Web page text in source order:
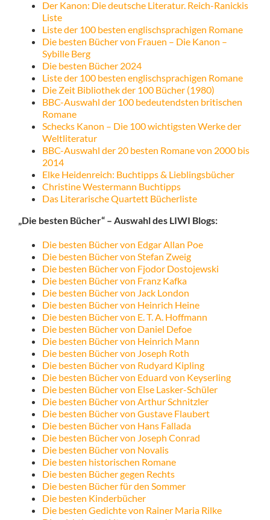
Der Kanon: Die deutsche Literatur. Reich-Ranickis
Liste
Liste der 100 besten englischsprachigen Romane
Die besten Bücher von Frauen – Die Kanon –
Sybille Berg
Die besten Bücher 2024
Liste der 100 besten englischsprachigen Romane
Die Zeit Bibliothek der 100 Bücher (1980)
BBC-Auswahl der 100 bedeutendsten britischen
Romane
Schecks Kanon – Die 100 wichtigsten Werke der
Weltliteratur
BBC-Auswahl der 20 besten Romane von 2000 bis
2014
Elke Heidenreich: Buchtipps & Lieblingsbücher
Christine Westermann Buchtipps
Das Literarische Quartett Bücherliste
„Die besten Bücher“ – Auswahl des LIWI Blogs:
Die besten Bücher von Edgar Allan Poe
Die besten Bücher von Stefan Zweig
Die besten Bücher von Fjodor Dostojewski
Die besten Bücher von Franz Kafka
Die besten Bücher von Jack London
Die besten Bücher von Heinrich Heine
Die besten Bücher von E. T. A. Hoffmann
Die besten Bücher von Daniel Defoe
Die besten Bücher von Heinrich Mann
Die besten Bücher von Joseph Roth
Die besten Bücher von Rudyard Kipling
Die besten Bücher von Eduard von Keyserling
Die besten Bücher von Else Lasker-Schüler
Die besten Bücher von Arthur Schnitzler
Die besten Bücher von Gustave Flaubert
Die besten Bücher von Hans Fallada
Die besten Bücher von Joseph Conrad
Die besten Bücher von Novalis
Die besten historischen Romane
Die besten Bücher gegen Rechts
Die besten Bücher für den Sommer
Die besten Kinderbücher
Die besten Gedichte von Rainer Maria Rilke